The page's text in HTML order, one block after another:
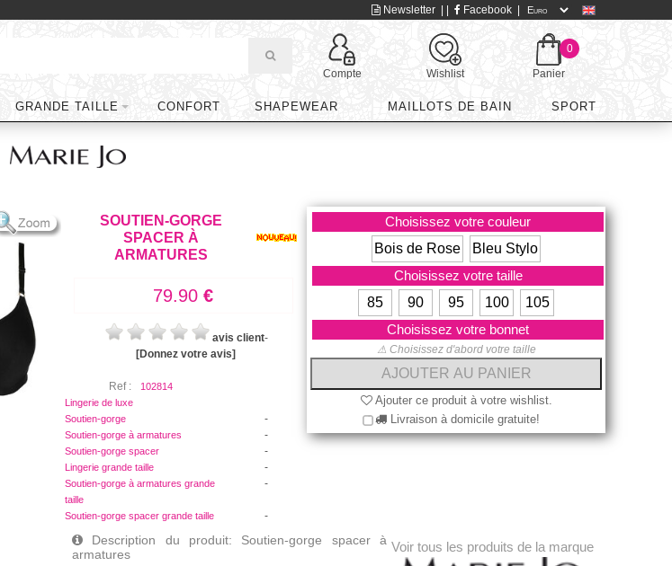
Newsletter Facebook
Compte Wishlist
0
Panier
GRANDE TAILLE CONFORT SHAPEWEAR MAILLOTS DE BAIN SPORT
SOUTIEN-GORGE
SPACER À
ARMATURES
79.90 €
avis client-
[Donnez votre avis]
Ref :
102814
Lingerie de luxe
-
Soutien-gorge
-
Soutien-gorge à armatures
-
Soutien-gorge spacer
-
Lingerie grande taille
-
Soutien-gorge à armatures grande
taille
-
Soutien-gorge spacer grande taille
Choisissez votre couleur
Bois de Rose
Bleu Stylo
Choisissez votre taille
85
90 95 100
105
Choisissez votre bonnet
⚠ Choisissez d'abord votre taille
Ajouter ce produit à votre wishlist.
Livraison à domicile gratuite!
Voir tous les produits de la marque
Description du produit: Soutien-gorge spacer à
armatures